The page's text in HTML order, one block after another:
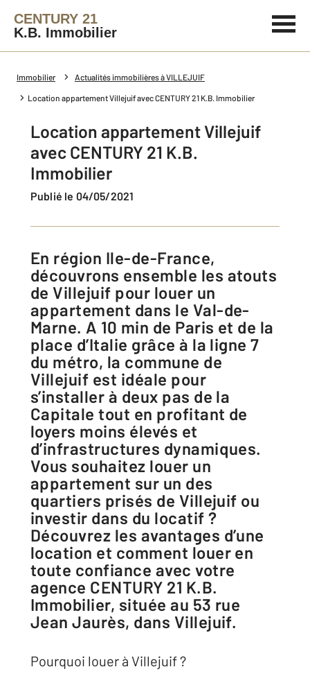
CENTURY 21
K.B. Immobilier
Immobilier Actualités immobilières à VILLEJUIF
Location appartement Villejuif avec CENTURY 21 K.B. Immobilier
Location appartement Villejuif
avec CENTURY 21 K.B.
Immobilier
Publié le 04/05/2021
En région Ile-de-France,
découvrons ensemble les atouts
de Villejuif pour louer un
appartement dans le Val-de-
Marne. A 10 min de Paris et de la
place d’Italie grâce à la ligne 7
du métro, la commune de
Villejuif est idéale pour
s’installer à deux pas de la
Capitale tout en profitant de
loyers moins élevés et
d’infrastructures dynamiques.
Vous souhaitez louer un
appartement sur un des
quartiers prisés de Villejuif ou
investir dans du locatif ?
Découvrez les avantages d’une
location et comment louer en
toute confiance avec votre
agence CENTURY 21 K.B.
Immobilier, située au 53 rue
Jean Jaurès, dans Villejuif.
Pourquoi louer à Villejuif ?